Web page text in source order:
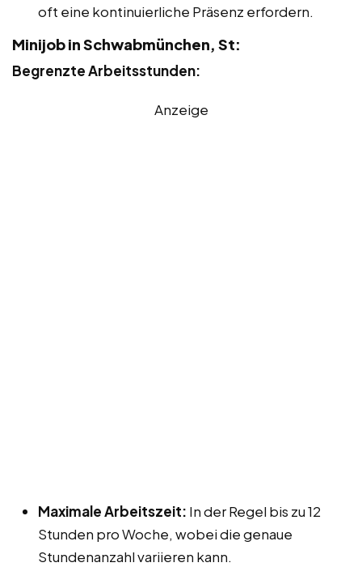
oft eine kontinuierliche Präsenz erfordern.
Minijob in Schwabmünchen, St:
Begrenzte Arbeitsstunden:
Anzeige
Maximale Arbeitszeit: In der Regel bis zu 12
Stunden pro Woche, wobei die genaue
Stundenanzahl variieren kann.